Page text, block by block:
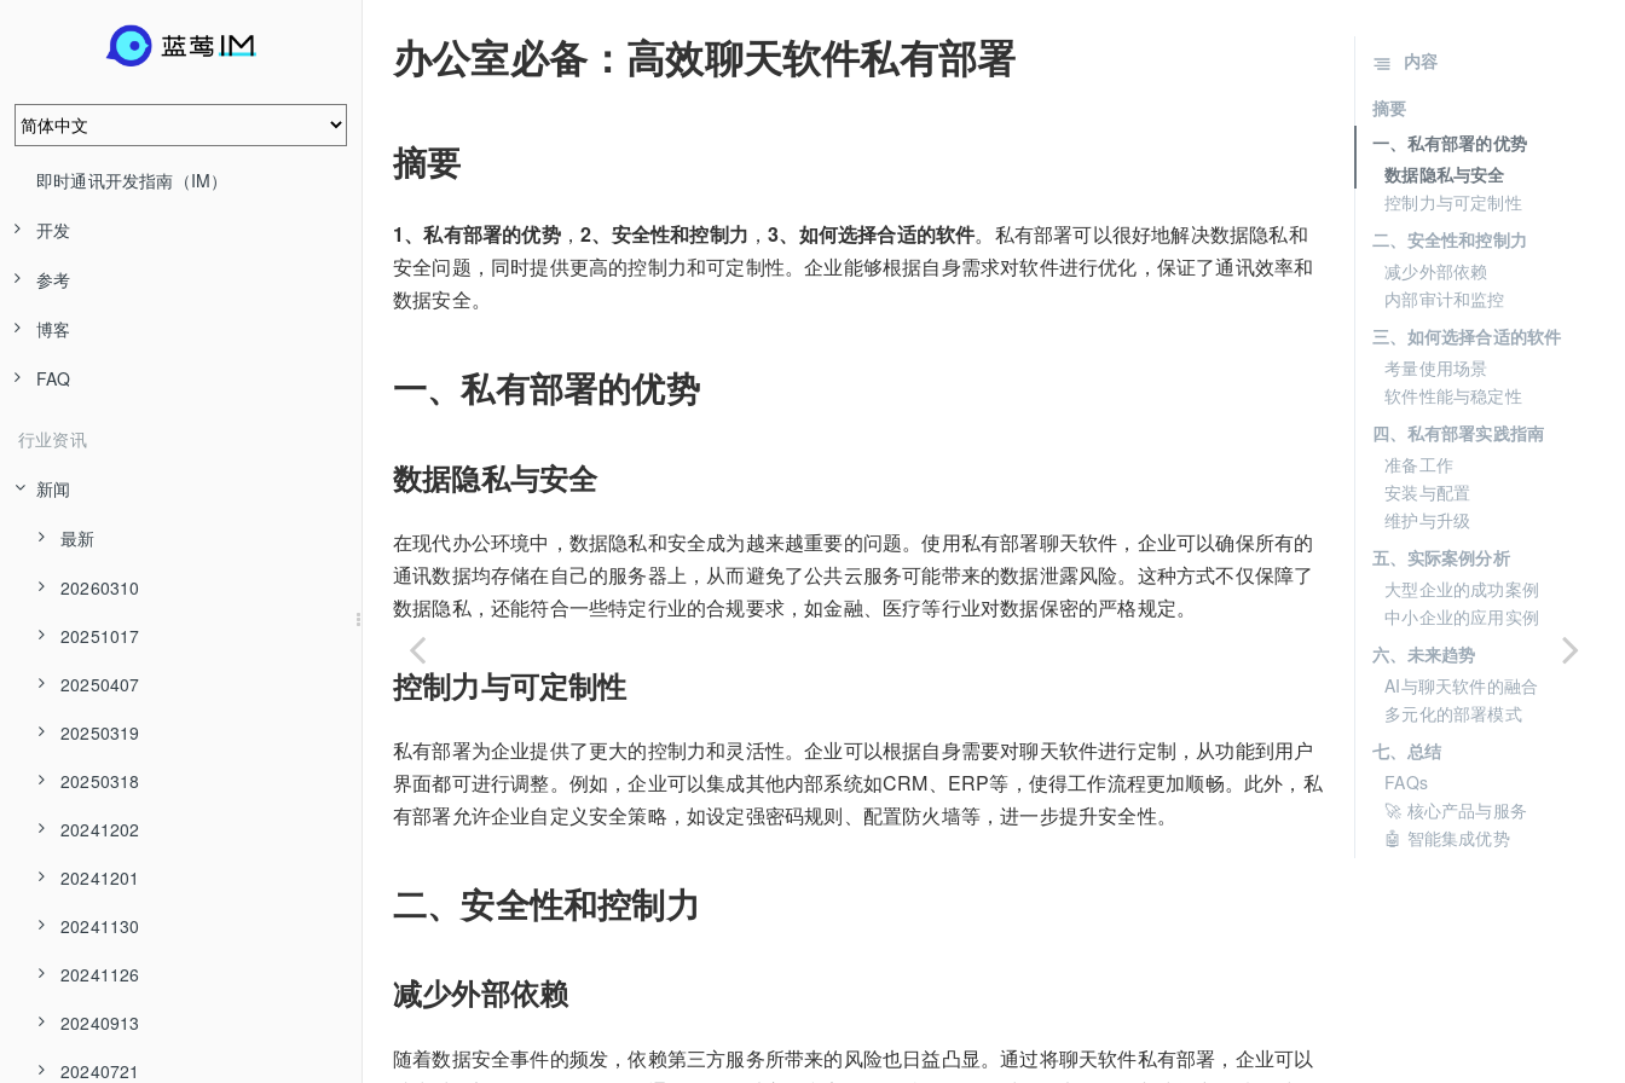
即时通讯开发指南（IM）
开发
参考
博客
FAQ
行业资讯
新闻
最新
20260310
20251017
20250407
20250319
20250318
20241202
20241201
20241130
20241126
20240913
20240721
办公室必备：高效聊天软件私有部署
摘要
1、私有部署的优势，2、安全性和控制力 ，3、如何选择合适的软件。私有部署可以很好地解决数据隐私和
安全问题，同时提供更高的控制力和可定制性。企业能够根据自身需求对软件进行优化，保证了通讯效率和
数据安全。
一、私有部署的优势
数据隐私与安全
在现代办公环境中，数据隐私和安全成为越来越重要的问题。使用私有部署聊天软件，企业可以确保所有的
通讯数据均存储在自己的服务器上，从而避免了公共云服务可能带来的数据泄露风险。这种方式不仅保障了
数据隐私，还能符合一些特定行业的合规要求，如金融、医疗等行业对数据保密的严格规定。
控制力与可定制性
私有部署为企业提供了更大的控制力和灵活性。企业可以根据自身需要对聊天软件进行定制，从功能到用户
界面都可进行调整。例如，企业可以集成其他内部系统如CRM、ERP等，使得工作流程更加顺畅。此外，私
有部署允许企业自定义安全策略，如设定强密码规则、配置防火墙等，进一步提升安全性。
二、安全性和控制力
减少外部依赖
随着数据安全事件的频发，依赖第三方服务所带来的风险也日益凸显。通过将聊天软件私有部署，企业可以
内容
摘要
一、私有部署的优势
数据隐私与安全
控制力与可定制性
二、安全性和控制力
减少外部依赖
内部审计和监控
三、如何选择合适的软件
考量使用场景
软件性能与稳定性
四、私有部署实践指南
准备工作
安装与配置
维护与升级
五、实际案例分析
大型企业的成功案例
中小企业的应用实例
六、未来趋势
AI与聊天软件的融合
多元化的部署模式
七、总结
FAQs
🚀 核心产品与服务
🤖 智能集成优势